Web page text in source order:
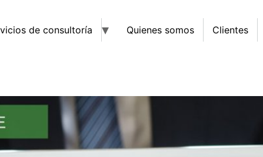
de consultoría Quienes somos Clientes